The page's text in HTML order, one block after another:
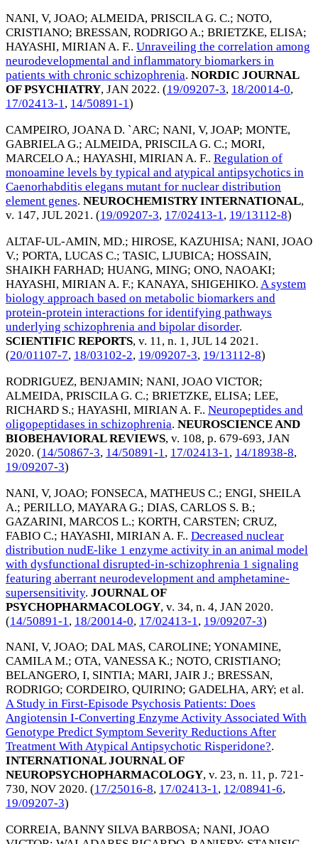
NANI, V, JOAO; ALMEIDA, PRISCILA G. C.; NOTO,
CRISTIANO; BRESSAN, RODRIGO A.; BRIETZKE, ELISA;
HAYASHI, MIRIAN A. F.. Unraveiling the correlation among
neurodevelopmental and inflammatory biomarkers in
patients with chronic schizophrenia. NORDIC JOURNAL
OF PSYCHIATRY, JAN 2022. (19/09207-3, 18/20014-0,
17/02413-1, 14/50891-1)
CAMPEIRO, JOANA D. `ARC; NANI, V, JOAP; MONTE,
GABRIELA G.; ALMEIDA, PRISCILA G. C.; MORI,
MARCELO A.; HAYASHI, MIRIAN A. F.. Regulation of
monoamine levels by typical and atypical antipsychotics in
Caenorhabditis elegans mutant for nuclear distribution
element genes. NEUROCHEMISTRY INTERNATIONAL,
v. 147, JUL 2021. (19/09207-3, 17/02413-1, 19/13112-8)
ALTAF-UL-AMIN, MD.; HIROSE, KAZUHISA; NANI, JOAO
V.; PORTA, LUCAS C.; TASIC, LJUBICA; HOSSAIN,
SHAIKH FARHAD; HUANG, MING; ONO, NAOAKI;
HAYASHI, MIRIAN A. F.; KANAYA, SHIGEHIKO. A system
biology approach based on metabolic biomarkers and
protein-protein interactions for identifying pathways
underlying schizophrenia and bipolar disorder.
SCIENTIFIC REPORTS, v. 11, n. 1, JUL 14 2021.
(20/01107-7, 18/03102-2, 19/09207-3, 19/13112-8)
RODRIGUEZ, BENJAMIN; NANI, JOAO VICTOR;
ALMEIDA, PRISCILA G. C.; BRIETZKE, ELISA; LEE,
RICHARD S.; HAYASHI, MIRIAN A. F.. Neuropeptides and
oligopeptidases in schizophrenia. NEUROSCIENCE AND
BIOBEHAVIORAL REVIEWS, v. 108, p. 679-693, JAN
2020. (14/50867-3, 14/50891-1 , 17/02413-1 , 14/18938-8,
19/09207-3)
NANI, V, JOAO; FONSECA, MATHEUS C.; ENGI, SHEILA
A.; PERILLO, MAYARA G.; DIAS, CARLOS S. B.;
GAZARINI, MARCOS L.; KORTH, CARSTEN; CRUZ,
FABIO C.; HAYASHI, MIRIAN A. F.. Decreased nuclear
distribution nudE-like 1 enzyme activity in an animal model
with dysfunctional disrupted-in-schizophrenia 1 signaling
featuring aberrant neurodevelopment and amphetamine-
supersensitivity. JOURNAL OF
PSYCHOPHARMACOLOGY, v. 34, n. 4, JAN 2020.
(14/50891-1 , 18/20014-0, 17/02413-1 , 19/09207-3)
NANI, V, JOAO; DAL MAS, CAROLINE; YONAMINE,
CAMILA M.; OTA, VANESSA K.; NOTO, CRISTIANO;
BELANGERO, I, SINTIA; MARI, JAIR J.; BRESSAN,
RODRIGO; CORDEIRO, QUIRINO; GADELHA, ARY; et al.
A Study in First-Episode Psychosis Patients: Does
Angiotensin I-Converting Enzyme Activity Associated With
Genotype Predict Symptom Severity Reductions After
Treatment With Atypical Antipsychotic Risperidone?.
INTERNATIONAL JOURNAL OF
NEUROPSYCHOPHARMACOLOGY, v. 23, n. 11, p. 721-
730, NOV 2020. (17/25016-8, 17/02413-1, 12/08941-6,
19/09207-3)
CORREIA, BANNY SILVA BARBOSA; NANI, JOAO